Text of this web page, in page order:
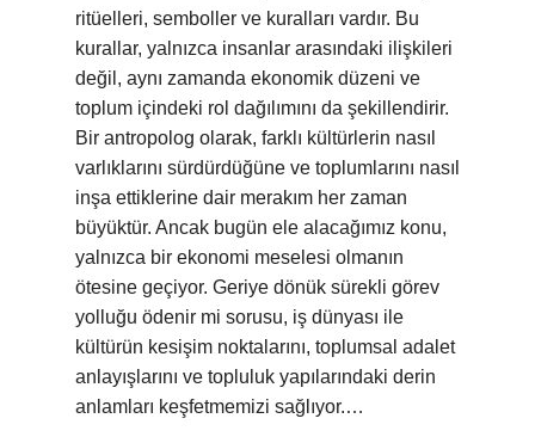
ritüelleri, semboller ve kuralları vardır. Bu
kurallar, yalnızca insanlar arasındaki ilişkileri
değil, aynı zamanda ekonomik düzeni ve
toplum içindeki rol dağılımını da şekillendirir.
Bir antropolog olarak, farklı kültürlerin nasıl
varlıklarını sürdürdüğüne ve toplumlarını nasıl
inşa ettiklerine dair merakım her zaman
büyüktür. Ancak bugün ele alacağımız konu,
yalnızca bir ekonomi meselesi olmanın
ötesine geçiyor. Geriye dönük sürekli görev
yolluğu ödenir mi sorusu, iş dünyası ile
kültürün kesişim noktalarını, toplumsal adalet
anlayışlarını ve topluluk yapılarındaki derin
anlamları keşfetmemizi sağlıyor.…